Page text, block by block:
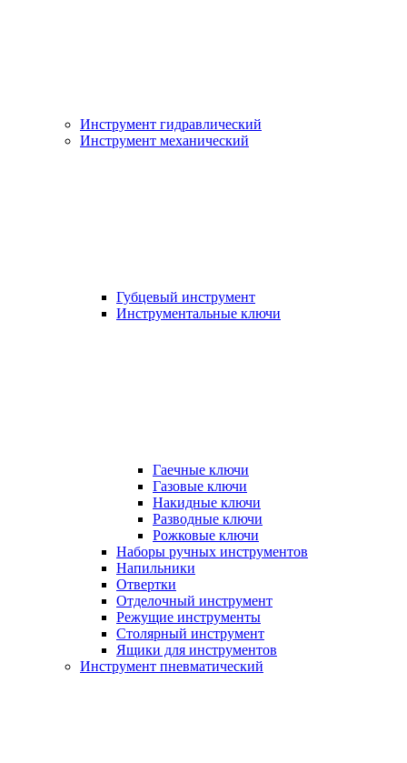
Инструмент гидравлический
Инструмент механический
Губцевый инструмент
Инструментальные ключи
Гаечные ключи
Газовые ключи
Накидные ключи
Разводные ключи
Рожковые ключи
Наборы ручных инструментов
Напильники
Отвертки
Отделочный инструмент
Режущие инструменты
Столярный инструмент
Ящики для инструментов
Инструмент пневматический